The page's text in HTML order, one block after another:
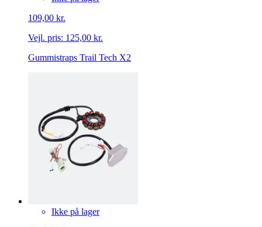
109,00 kr.
Vejl. pris: 125,00 kr.
Gummistraps Trail Tech X2
Ikke på lager